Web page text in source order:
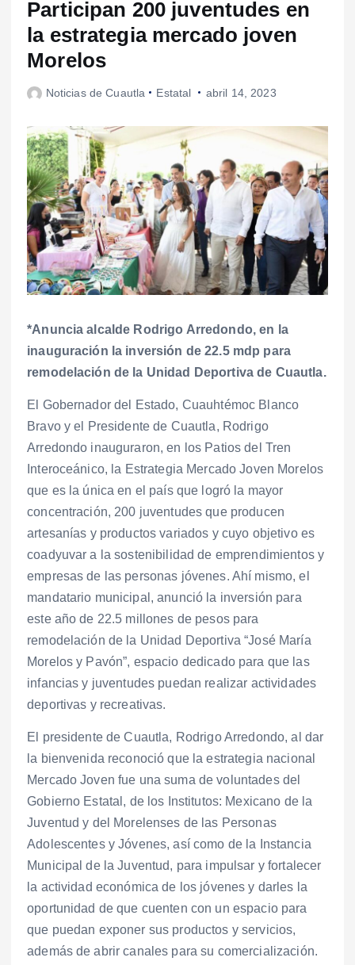
Participan 200 juventudes en
la estrategia mercado joven
Morelos
Noticias de Cuautla Estatal abril 14, 2023
*Anuncia alcalde Rodrigo Arredondo, en la
inauguración la inversión de 22.5 mdp para
remodelación de la Unidad Deportiva de Cuautla.
El Gobernador del Estado, Cuauhtémoc Blanco
Bravo y el Presidente de Cuautla, Rodrigo
Arredondo inauguraron, en los Patios del Tren
Interoceánico, la Estrategia Mercado Joven Morelos
que es la única en el país que logró la mayor
concentración, 200 juventudes que producen
artesanías y productos variados y cuyo objetivo es
coadyuvar a la sostenibilidad de emprendimientos y
empresas de las personas jóvenes. Ahí mismo, el
mandatario municipal, anunció la inversión para
este año de 22.5 millones de pesos para
remodelación de la Unidad Deportiva “José María
Morelos y Pavón”, espacio dedicado para que las
infancias y juventudes puedan realizar actividades
deportivas y recreativas.
El presidente de Cuautla, Rodrigo Arredondo, al dar
la bienvenida reconoció que la estrategia nacional
Mercado Joven fue una suma de voluntades del
Gobierno Estatal, de los Institutos: Mexicano de la
Juventud y del Morelenses de las Personas
Adolescentes y Jóvenes, así como de la Instancia
Municipal de la Juventud, para impulsar y fortalecer
la actividad económica de los jóvenes y darles la
oportunidad de que cuenten con un espacio para
que puedan exponer sus productos y servicios,
además de abrir canales para su comercialización.